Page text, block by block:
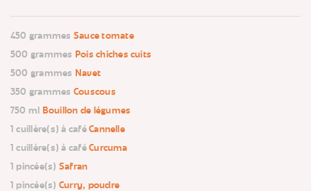
450 grammes Sauce tomate
500 grammes Pois chiches cuits
500 grammes Navet
350 grammes Couscous
750 ml Bouillon de légumes
1 cuillère(s) à caféCannelle
1 cuillère(s) à caféCurcuma
1 pincée(s) Safran
1 pincée(s) Curry, poudre